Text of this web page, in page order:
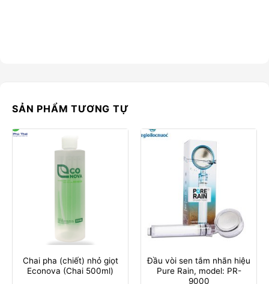
SẢN PHẨM TƯƠNG TỰ
Chai pha (chiết) nhỏ giọt
Econova (Chai 500ml)
Đầu vòi sen tắm nhãn hiệu
Pure Rain, model: PR-
9000